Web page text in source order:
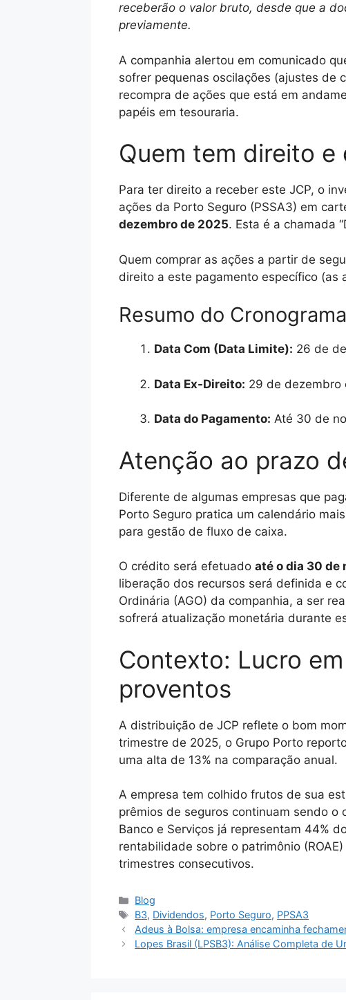
receberão o valor bruto, desde que a
previamente.
A companhia alertou em comunicado
sofrer pequenas oscilações (ajustes de
recompra de ações que está em
papéis em tesouraria.
Quem tem direito
Para ter direito a receber este JCP, o
ações da Porto Seguro (PSSA3) em
dezembro de 2025. Esta é a chamada
Quem comprar as ações a partir de
direito a este pagamento específico (as
Resumo do
Data Com (Data Limite): 26 de
Data Ex-Direito: 29 de dezembro
Data do Pagamento: Até 30 de
Atenção ao prazo
Diferente de algumas empresas que
Porto Seguro pratica um calendário
para gestão de fluxo de caixa.
O crédito será efetuado até o dia 30 de
liberação dos recursos será definida e
Ordinária (AGO) da companhia, a ser
sofrerá atualização monetária durante
Contexto: Lucro
proventos
A distribuição de JCP reflete o bom
trimestre de 2025, o Grupo Porto
uma alta de 13% na comparação anual.
A empresa tem colhido frutos de sua
prêmios de seguros continuam sendo
Banco e Serviços já representam 44%
rentabilidade sobre o patrimônio
trimestres consecutivos.
Categorias
Blog
Tags
B3, Dividendos, Porto Seguro, PPSA3
Adeus à Bolsa: empresa encaminha
Lopes Brasil (LPSB3): Análise Completa de